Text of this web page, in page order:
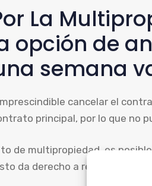
La
opción de
semana
cancelar el
principal, por lo que no
de multipropiedad, es
da derecho a recuperar las